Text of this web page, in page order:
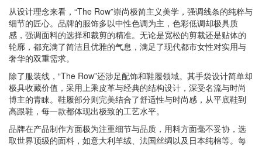
从设计理念来看，“The Row”崇尚极简主义美学，强调线条的纯粹与
细节的匠心。品牌的服饰多以中性色调为主，色彩低调却极具质
感，强调面料的选择和裁剪的精准。无论是宽松的剪裁还是贴体的
轮廓，都充满了简洁且优雅的气息，满足了现代都市女性对实用与
奢华的双重需求。
除了服装线，“The Row”还涉足配饰和鞋履领域。其手袋设计简单却
极具收藏价值，采用上乘皮革与经典的结构设计，深受名流与时尚
博主的青睐。鞋履部分则完美结合了舒适性与时尚感，从平底鞋到
高跟鞋，每一款都体现出极致的工艺水平。
品牌在产品制作方面极为注重细节与品质，用料方面毫不妥协，选
取世界顶级的面料，如意大利羊绒、法国丝绸以及日本纯棉等。每